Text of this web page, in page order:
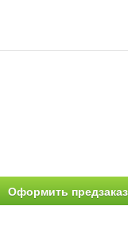
Оформить предзаказ